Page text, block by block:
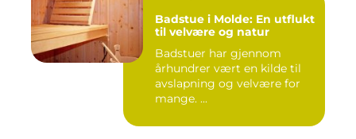
Badstue i Molde: En utflukt
til velvære og natur
Badstuer har gjennom
århundrer vært en kilde til
avslapning og velvære for
mange. ...